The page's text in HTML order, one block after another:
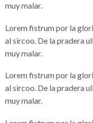
muy malar.
Lorem fistrum por la
al sircoo. De la pradera
muy malar.
Lorem fistrum por la
al sircoo. De la pradera
muy malar.